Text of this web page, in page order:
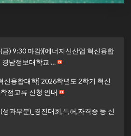
금) 9:30 마감)[에너지신산업 혁신융합
경남정보대학교 …
신융합대학] 2026학년도 2학기 혁신
점교류 신청 안내
과부분)_경진대회,특허,자격증 등 신